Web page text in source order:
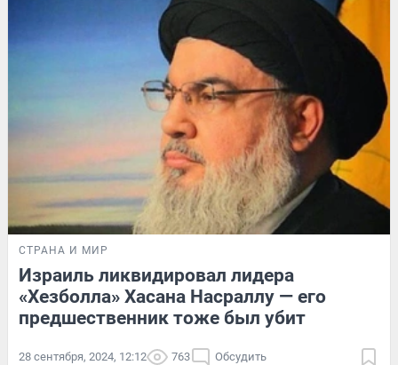
СТРАНА И МИР
Израиль ликвидировал лидера
«Хезболла» Хасана Насраллу — его
предшественник тоже был убит
28 сентября, 2024, 12:12 763 Обсудить